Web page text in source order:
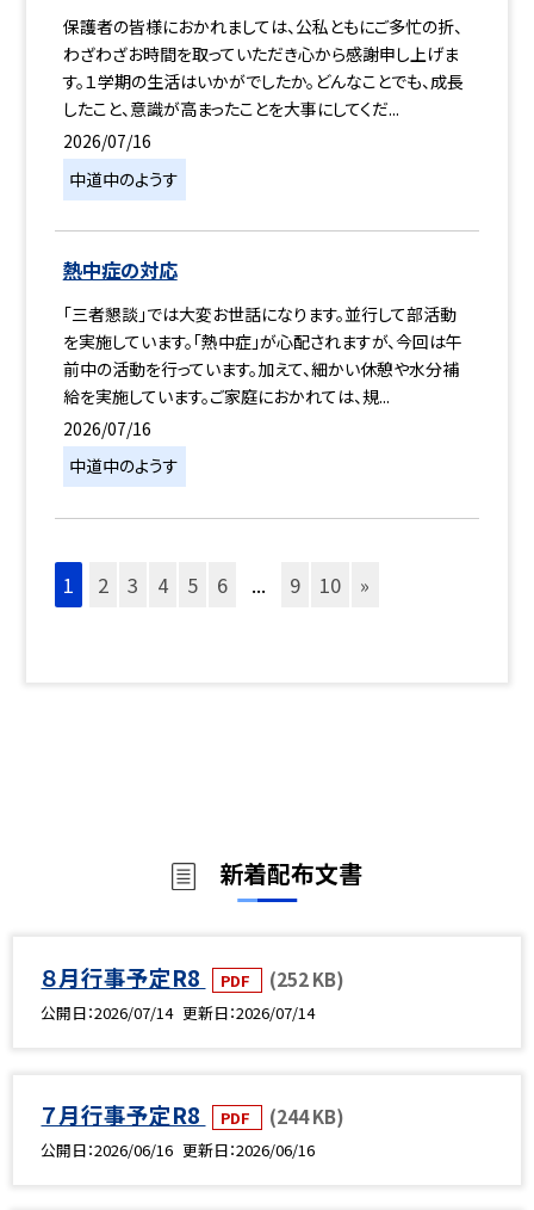
保護者の皆様におかれましては、公私ともにご多忙の折、
わざわざお時間を取っていただき心から感謝申し上げま
す。１学期の生活はいかがでしたか。どんなことでも、成長
したこと、意識が高まったことを大事にしてくだ...
2026/07/16
中道中のようす
熱中症の対応
「三者懇談」では大変お世話になります。並行して部活動
を実施しています。「熱中症」が心配されますが、今回は午
前中の活動を行っています。加えて、細かい休憩や水分補
給を実施しています。ご家庭におかれては、規...
2026/07/16
中道中のようす
1 2 3 4 5 6 ... 9 10 »
新着配布文書
８月行事予定R8 PDF (252 KB)
公開日 2026/07/14 更新日 2026/07/14
７月行事予定R8 PDF (244 KB)
公開日 2026/06/16 更新日 2026/06/16